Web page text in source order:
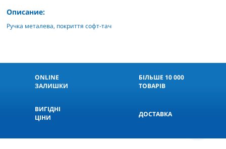
Описание:
Ручка металева, покриття софт-тач
ONLINE
ЗАЛИШКИ
БІЛЬШЕ 10 000
ТОВАРІВ
ВИГІДНІ
ЦІНИ
ДОСТАВКА